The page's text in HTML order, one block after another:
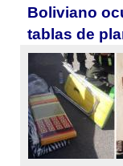
Boliviano
tablas de